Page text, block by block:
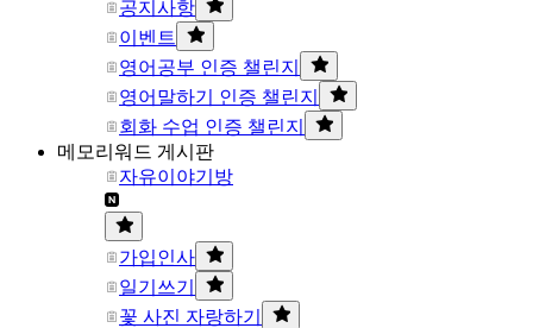
공지사항
이벤트
영어공부 인증 챌린지
영어말하기 인증 챌린지
회화 수업 인증 챌린지
메모리워드 게시판
자유이야기방
가입인사
일기쓰기
꽃 사진 자랑하기